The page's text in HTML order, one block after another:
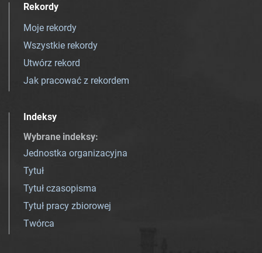
Rekordy
Moje rekordy
Wszystkie rekordy
Utwórz rekord
Jak pracować z rekordem
Indeksy
Wybrane indeksy:
Jednostka organizacyjna
Tytuł
Tytuł czasopisma
Tytuł pracy zbiorowej
Twórca